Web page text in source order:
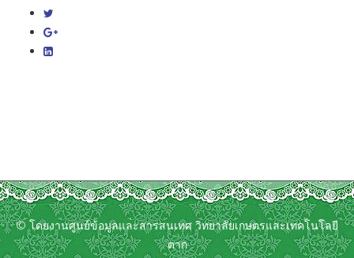
© โดยงานศูนย์ข้อมูลและสารสนเทศ วิทยาลัยเกษตรและเทคโนโลยี
ตาก